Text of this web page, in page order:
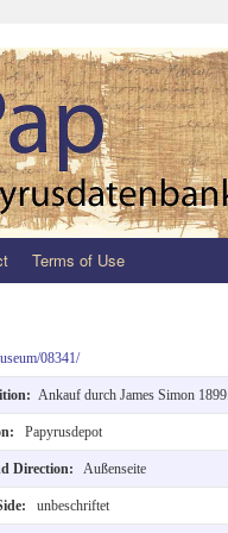
Terms of Use
08341/
Ankauf durch James Simon 1899.
Papyrusdepot
Direction: Außenseite
unbeschriftet